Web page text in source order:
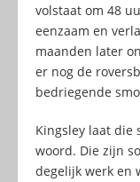
volstaat om 48
eenzaam en
maanden later
er nog de
bedriegende
Kingsley laat die
woord. Die zijn
degelijk werk en